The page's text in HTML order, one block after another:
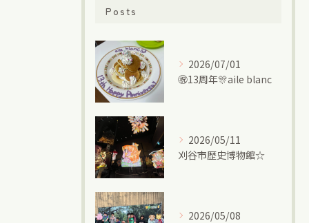
Posts
2026/07/01
㊗13周年🎊aile blanc
2026/05/11
刈谷市歴史博物館☆
2026/05/08